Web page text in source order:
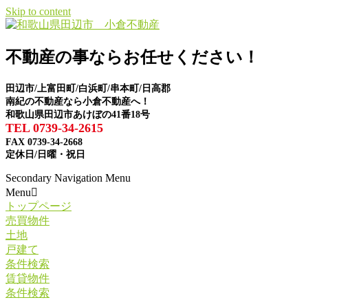
Skip to content
不動産の事ならお任せください！
田辺市/上富田町/白浜町/串本町/日高郡
南紀の不動産なら小倉不動産へ！
和歌山県田辺市あけぼの41番18号
TEL 0739-34-2615
FAX 0739-34-2668
定休日/日曜・祝日
Secondary Navigation Menu
Menu
トップページ
売買物件
土地
戸建て
条件検索
賃貸物件
条件検索